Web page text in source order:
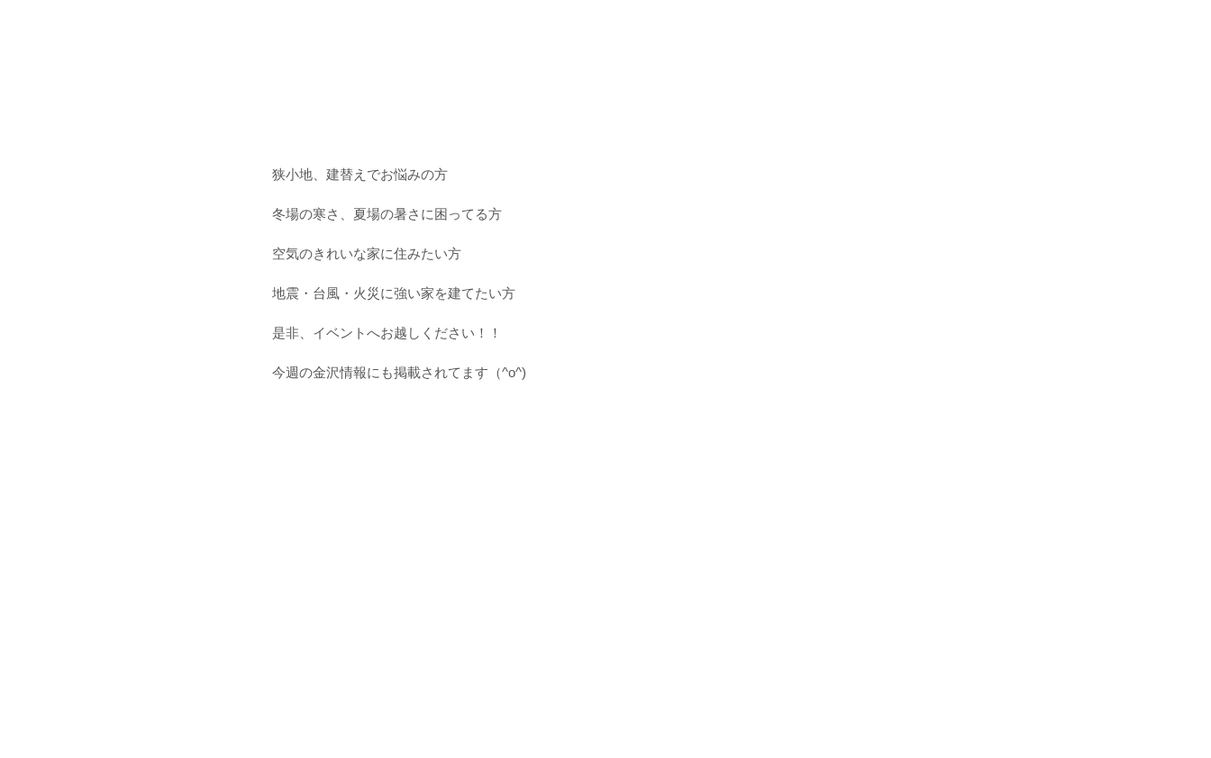
狭小地、建替えでお悩みの方
冬場の寒さ、夏場の暑さに困ってる方
空気のきれいな家に住みたい方
地震・台風・火災に強い家を建てたい方
是非、イベントへお越しください！！
今週の金沢情報にも掲載されてます（^o^)